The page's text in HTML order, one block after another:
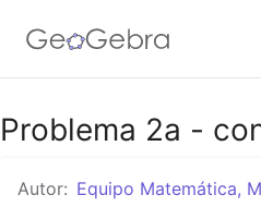
Google Classroom
GeoGebra Classroom
Problema 2a -
Autor: Equipo Matemática,